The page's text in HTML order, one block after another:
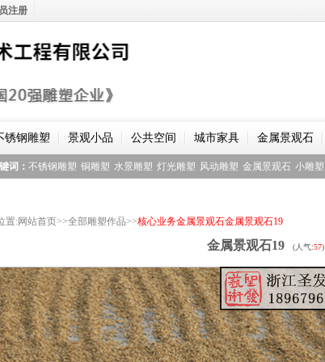
锈钢雕塑 景观小品 公共空间 城市家具 金属景观石
词： 不锈钢雕塑 铜雕塑 水景雕塑 灯光雕塑 风动雕塑 金属景观石 小雕塑
置:网站首页>>全部雕塑作品>>核心业务金属景观石金属景观石19
金属景观石19 (人气:57)
注册